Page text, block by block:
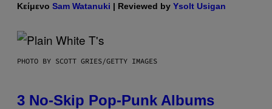
Κείμενο Sam Watanuki | Reviewed by Ysolt Usigan
PHOTO BY SCOTT GRIES/GETTY IMAGES
3 No-Skip Pop-Punk Albums